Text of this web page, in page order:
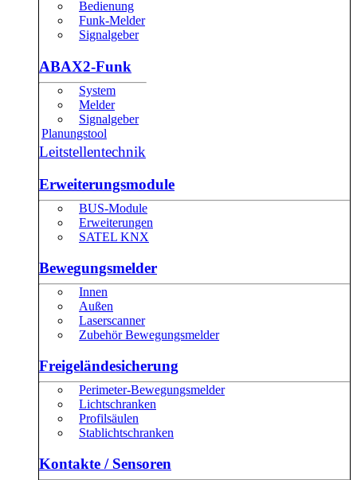
Bedienung
Funk-Melder
Signalgeber
ABAX2-Funk
System
Melder
Signalgeber
Planungstool
Leitstellentechnik
Erweiterungsmodule
BUS-Module
Erweiterungen
SATEL KNX
Bewegungsmelder
Innen
Außen
Laserscanner
Zubehör Bewegungsmelder
Freigeländesicherung
Perimeter-Bewegungsmelder
Lichtschranken
Profilsäulen
Stablichtschranken
Kontakte / Sensoren